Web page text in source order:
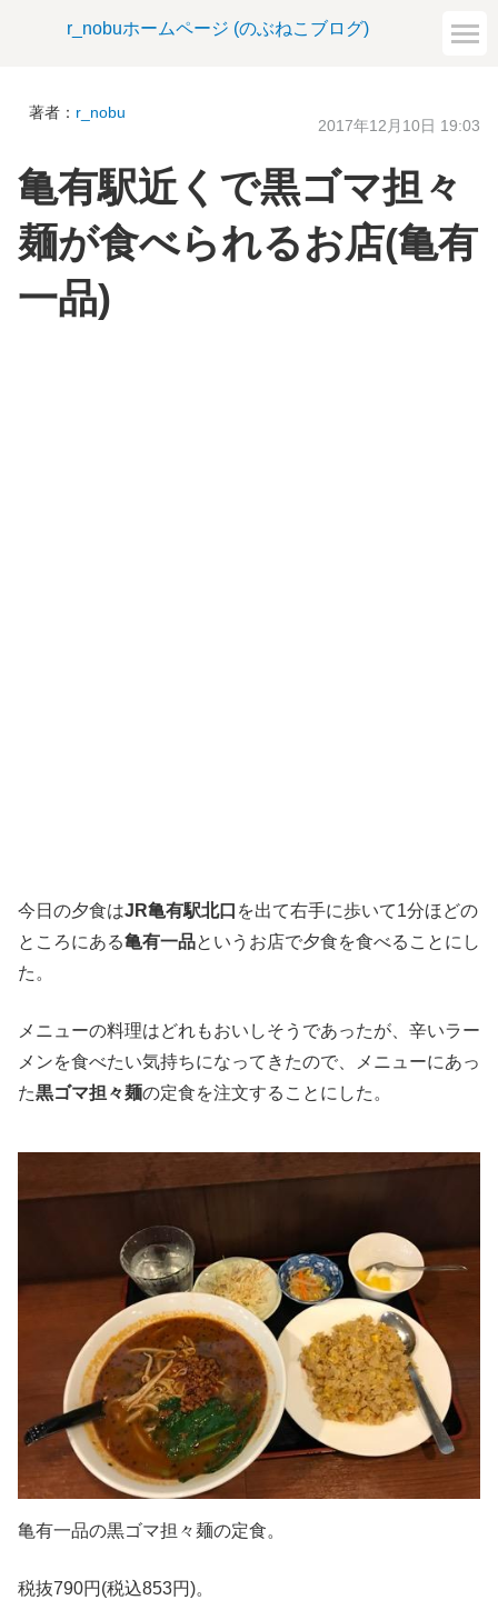
r_nobuホームページ (のぶねこブログ)
著者： r_nobu
2017年12月10日 19:03
亀有駅近くで黒ゴマ担々
麺が食べられるお店(亀有
一品)
今日の夕食はJR亀有駅北口 を出て右手に歩いて1分ほどの
ところにある亀有一品というお店で夕食を食べることにし
た。
メニューの料理はどれもおいしそうであったが、辛いラー
メンを食べたい気持ちになってきたので、メニューにあっ
た黒ゴマ担々麺の定食を注文することにした。
亀有一品の黒ゴマ担々麺の定食。
税抜790円(税込853円)。